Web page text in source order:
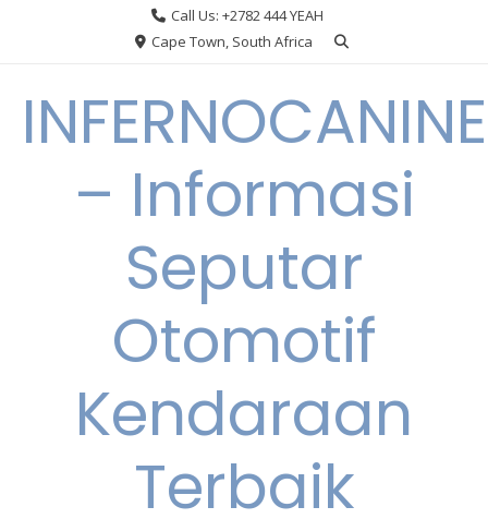
Call Us: +2782 444 YEAH
Cape Town, South Africa
INFERNOCANINE
– Informasi
Seputar
Otomotif
Kendaraan
Terbaik